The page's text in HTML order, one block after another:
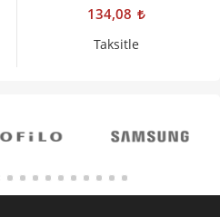
134,08
Taksitle